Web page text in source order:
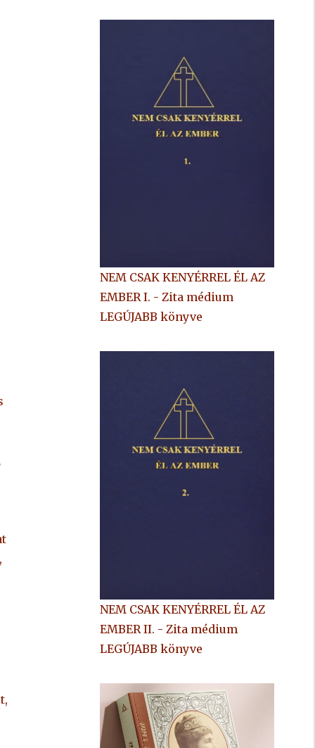
NEM CSAK KENYÉRREL ÉL AZ
EMBER I. - Zita médium
LEGÚJABB könyve
NEM CSAK KENYÉRREL ÉL AZ
EMBER II. - Zita médium
LEGÚJABB könyve